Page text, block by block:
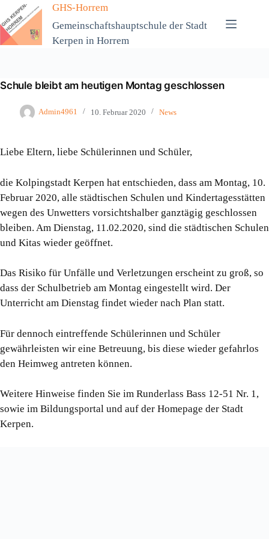
Zum
Inhalt
springen
GHS-Horrem
Gemeinschaftshauptschule der Stadt
Kerpen in Horrem
Schule bleibt am heutigen Montag geschlossen
Admin4961 10. Februar 2020 News
Liebe Eltern, liebe Schülerinnen und Schüler,
die Kolpingstadt Kerpen hat entschieden, dass am Montag, 10.
Februar 2020, alle städtischen Schulen und Kindertagesstätten
wegen des Unwetters vorsichtshalber ganztägig geschlossen
bleiben. Am Dienstag, 11.02.2020, sind die städtischen Schulen
und Kitas wieder geöffnet.
Das Risiko für Unfälle und Verletzungen erscheint zu groß, so
dass der Schulbetrieb am Montag eingestellt wird. Der
Unterricht am Dienstag findet wieder nach Plan statt.
Für dennoch eintreffende Schülerinnen und Schüler
gewährleisten wir eine Betreuung, bis diese wieder gefahrlos
den Heimweg antreten können.
Weitere Hinweise finden Sie im Runderlass Bass 12-51 Nr. 1,
sowie im Bildungsportal und auf der Homepage der Stadt
Kerpen.